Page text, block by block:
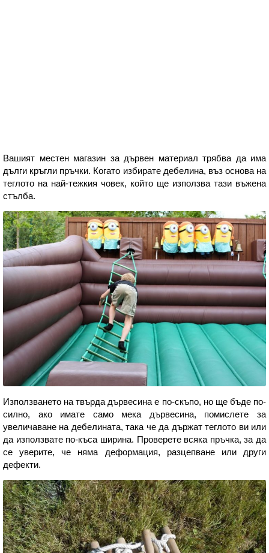
Вашият местен магазин за дървен материал трябва да има
дълги кръгли пръчки. Когато избирате дебелина, въз основа на
теглото на най-тежкия човек, който ще използва тази въжена
стълба.
Използването на твърда дървесина е по-скъпо, но ще бъде по-
силно, ако имате само мека дървесина, помислете за
увеличаване на дебелината, така че да държат теглото ви или
да използвате по-къса ширина. Проверете всяка пръчка, за да
се уверите, че няма деформация, разцепване или други
дефекти.